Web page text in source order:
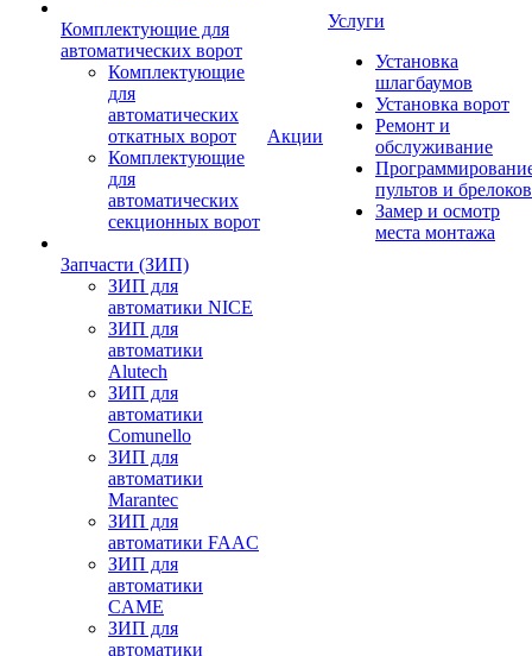
Комплектующие для
автоматических ворот
Комплектующие
для
автоматических
откатных ворот
Комплектующие
для
автоматических
секционных ворот
Запчасти (ЗИП)
ЗИП для
автоматики NICE
ЗИП для
автоматики
Alutech
ЗИП для
автоматики
Comunello
ЗИП для
автоматики
Marantec
ЗИП для
автоматики FAAC
ЗИП для
автоматики
CAME
ЗИП для
автоматики
Акции
Услуги
Установка
шлагбаумов
Установка ворот
Ремонт и
обслуживание
пультов и брелоков
Замер и осмотр
места монтажа